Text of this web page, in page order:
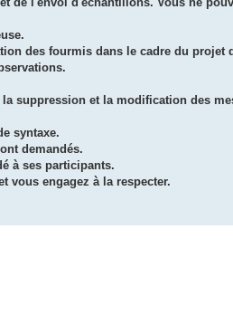
des fourmis dans le cadre du projet
suppression et la modification des
syntaxe.
demandés.
à ses participants.
vous engagez à la respecter.